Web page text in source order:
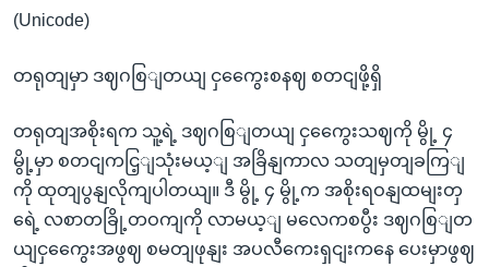
(Unicode)
တရုတျမှာ ဒဈဂစြျတယျ ငှကွေေးစနဈ စတငျဖို့ရှိ
တရုတျအစိုးရက သူ့ရဲ့ ဒဈဂစြျတယျ ငှကွေေးသဈကို မွို့ ၄
မွို့မှာ စတငျကငြ့ျသုံးမယ့ျ အခြိနျကာလ သတျမှတျခကြျ
ကို ထုတျပွနျလိုကျပါတယျ။ ဒီ မွို့ ၄ မွို့က အစိုးရဝနျထမျးတှ
ရေဲ့ လစာတခြို့တဝကျကို လာမယ့ျ မလေကစပွီး ဒဈဂစြျတ
ယျငှကွေေးအဖွဈ စမတျဖုနျး အပလီကေးရှငျးကနေ ပေးမှာဖွဈ